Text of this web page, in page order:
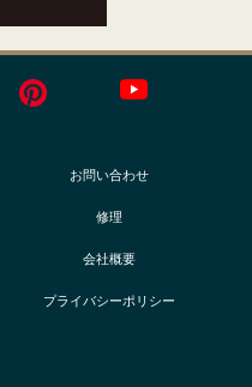
お問い合わせ
修理
会社概要
プライバシーポリシー